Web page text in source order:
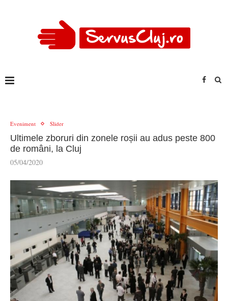
Eveniment Slider
Ultimele zboruri din zonele roșii au adus peste 800
de români, la Cluj
05/04/2020